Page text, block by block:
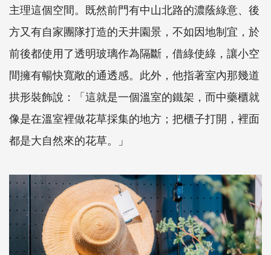
主理這個空間。既然前門有中山北路的濃蔭綠意、後
方又有自家團隊打造的天井園景，不如因地制宜，於
前後都使用了透明玻璃作為隔斷，借綠使綠，讓小空
間擁有暢快寬敞的通透感。此外，他指著室內那幾道
拱形裝飾說：「這就是一個溫室的鐵架，而中藥櫃就
像是在溫室裡做花草採集的地方；把櫃子打開，裡面
都是大自然來的花草。」